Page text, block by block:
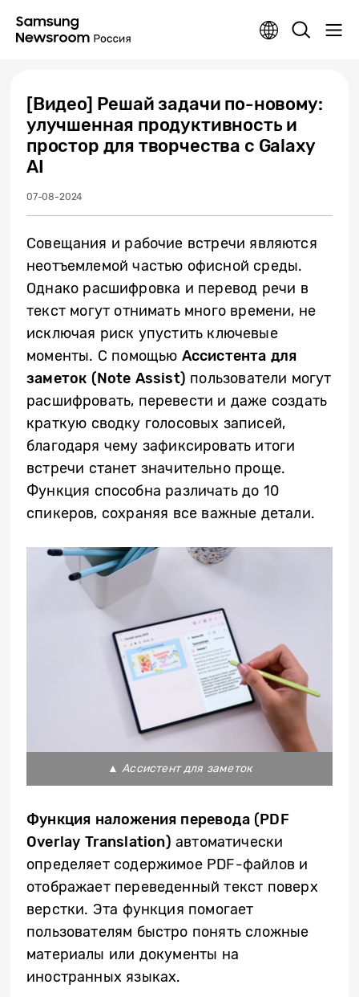
[Видео] Решай задачи по-новому:
улучшенная продуктивность и
простор для творчества с Galaxy
AI
07-08-2024
Совещания и рабочие встречи являются
неотъемлемой частью офисной среды.
Однако расшифровка и перевод речи в
текст могут отнимать много времени, не
исключая риск упустить ключевые
моменты. С помощью Ассистента для
заметок (Note Assist) пользователи могут
расшифровать, перевести и даже создать
краткую сводку голосовых записей,
благодаря чему зафиксировать итоги
встречи станет значительно проще.
Функция способна различать до 10
спикеров, сохраняя все важные детали.
▲Ассистент для заметок
Функция наложения перевода (PDF
Overlay Translation) автоматически
определяет содержимое PDF-файлов и
отображает переведенный текст поверх
верстки. Эта функция помогает
пользователям быстро понять сложные
материалы или документы на
иностранных языках.